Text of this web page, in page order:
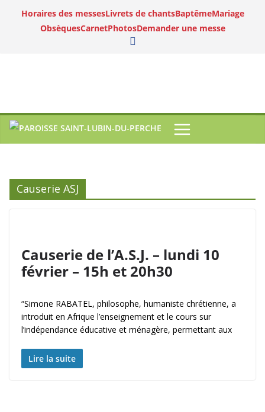
Horaires des messesLivrets de chantsBaptêmeMariage
ObsèquesCarnetPhotosDemander une messe
Causerie ASJ
Causerie de l’A.S.J. – lundi 10
février – 15h et 20h30
“Simone RABATEL, philosophe, humaniste chrétienne, a
introduit en Afrique l’enseignement et le cours sur
l’indépendance éducative et ménagère, permettant aux
Lire la suite